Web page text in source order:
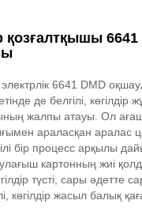
қозғалтқышы 6641
6641 DMD
де белгілі, көгілдір
жалпы атауы. Ол
араласқан аралас
бір процесс арқылы
картонның жиі
түсті, сары әдетте
көгілдір жасыл балық